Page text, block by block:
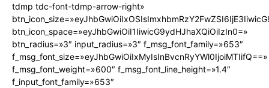
tdmp tdc-font-tdmp-arrow-right»
btn_icon_space=»eyJhbGwiOiI1IiwicG9ydHJhaXQiOiIzIn0=»
btn_radius=»3″ input_radius=»3″ f_msg_font_family=»653″
f_msg_font_size=»eyJhbGwiOiIxMyIsInBvcnRyYWl0IjoiMTIifQ==»
f_msg_font_weight=»600″ f_msg_font_line_height=»1.4″
f_input_font_family=»653″